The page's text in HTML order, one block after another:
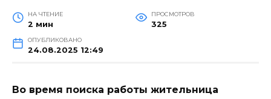
НА ЧТЕНИЕ
2 мин
ПРОСМОТРОВ
325
ОПУБЛИКОВАНО
24.08.2025 12:49
Во время поиска работы жительница